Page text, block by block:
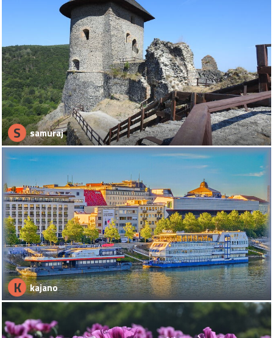
S samuraj
K kajano